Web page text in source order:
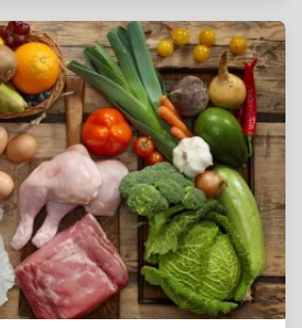
и сотрудничества в
проектов, способствуя
общества и
сфер жизни.